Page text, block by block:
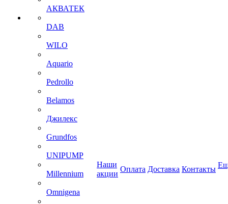
АКВАТЕК
DAB
WILO
Aquario
Pedrollo
Belamos
Джилекс
Grundfos
UNIPUMP
Millennium
Omnigena
Наши
акции
Оплата Доставка Контакты